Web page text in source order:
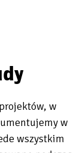
w
w
wszystkim